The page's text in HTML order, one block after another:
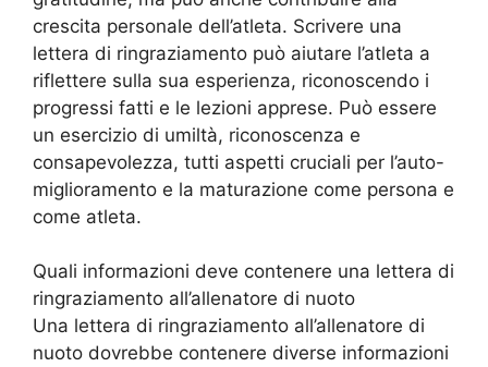
crescita personale dell’atleta. Scrivere una
lettera di ringraziamento può aiutare l’atleta a
riflettere sulla sua esperienza, riconoscendo i
progressi fatti e le lezioni apprese. Può essere
un esercizio di umiltà, riconoscenza e
consapevolezza, tutti aspetti cruciali per l’auto-
miglioramento e la maturazione come persona e
come atleta.
Quali informazioni deve contenere una lettera di
ringraziamento all’allenatore di nuoto
Una lettera di ringraziamento all’allenatore di
nuoto dovrebbe contenere diverse informazioni